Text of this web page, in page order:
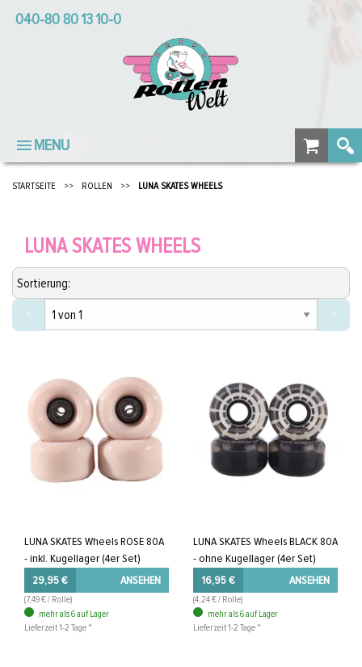
040-80 80 13 10-0
MENU
STARTSEITE >> ROLLEN >> LUNA SKATES WHEELS
LUNA SKATES WHEELS
< >
LUNA SKATES Wheels ROSE 80A
- inkl. Kugellager (4er Set)
29,95 €
ANSEHEN
(7,49 € / Rolle)
mehr als 6 auf Lager
Lieferzeit 1-2 Tage *
LUNA SKATES Wheels BLACK 80A
- ohne Kugellager (4er Set)
16,95 €
ANSEHEN
(4,24 € / Rolle)
mehr als 6 auf Lager
Lieferzeit 1-2 Tage *